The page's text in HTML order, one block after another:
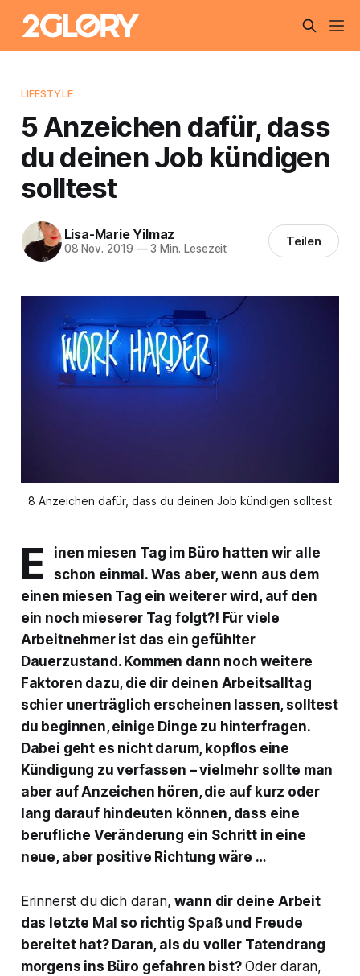
LIFESTYLE
5 Anzeichen dafür, dass
du deinen Job kündigen
solltest
Lisa-Marie Yilmaz
08 Nov. 2019 —3 Min. Lesezeit Teilen
8 Anzeichen dafür, dass du deinen Job kündigen solltest
E
inen miesen Tag im Büro hatten wir alle
schon einmal. Was aber, wenn aus dem
einen miesen Tag ein weiterer wird, auf den
ein noch mieserer Tag folgt?! Für viele
Arbeitnehmer ist das ein gefühlter
Dauerzustand. Kommen dann noch weitere
Faktoren dazu, die dir deinen Arbeitsalltag
schier unerträglich erscheinen lassen, solltest
du beginnen, einige Dinge zu hinterfragen.
Dabei geht es nicht darum, kopflos eine
Kündigung zu verfassen – vielmehr sollte man
aber auf Anzeichen hören, die auf kurz oder
lang darauf hindeuten können, dass eine
berufliche Veränderung ein Schritt in eine
neue, aber positive Richtung wäre …
Erinnerst du dich daran,wann dir deine Arbeit
das letzte Mal so richtig Spaß und Freude
bereitet hat? Daran, als du voller Tatendrang
morgens ins Büro gefahren bist?Oder daran,